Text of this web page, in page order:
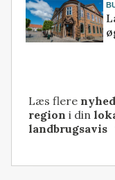
Læs flere
region i din
landbrugsavis